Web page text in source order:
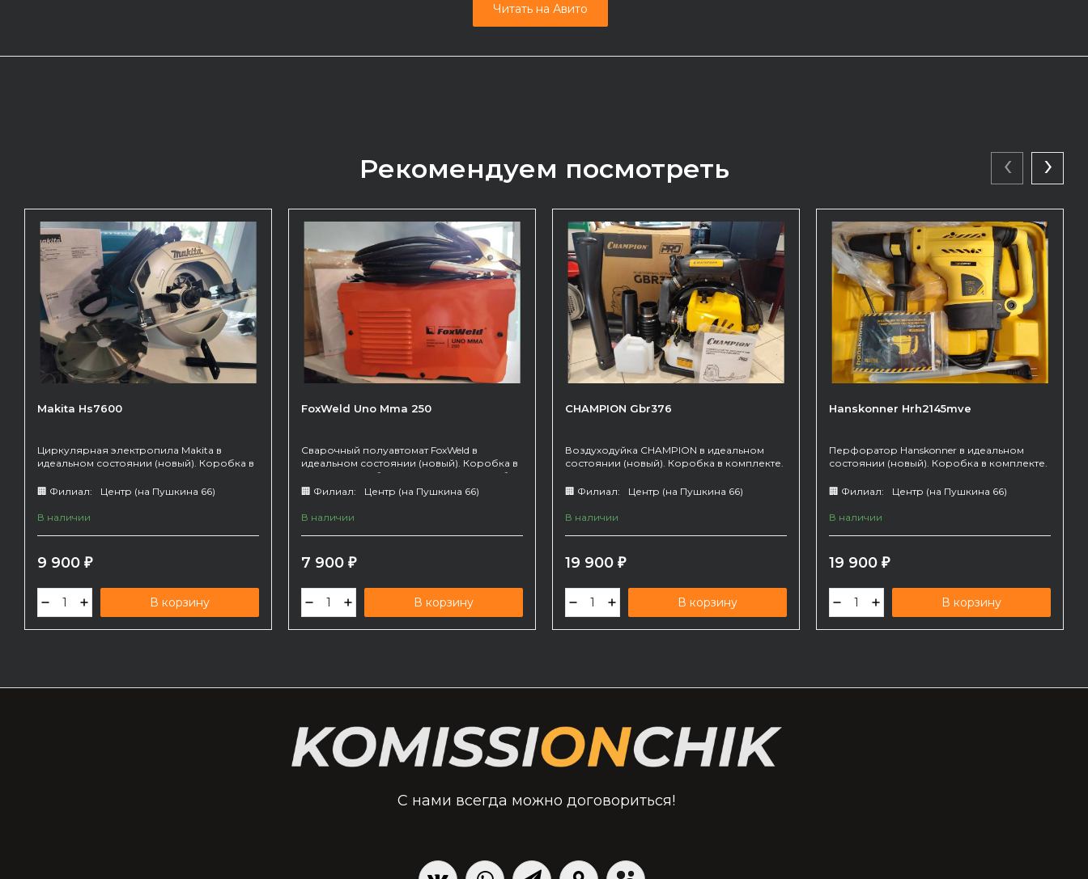
Читать на Авито
Рекомендуем посмотреть
Makita Hs7600
Циркулярная электропила Makita в
идеальном состоянии (новый). Коробка в
🏢 Филиал:
Центр (на Пушкина 66)
В наличии
9 900 ₽
В корзину
FoxWeld Uno Mma 250
Сварочный полуавтомат FoxWeld в
идеальном состоянии (новый). Коробка в
комплекте. Работает только в режиме без
газа.
🏢 Филиал: Центр (на Пушкина 66)
В наличии
7 900 ₽
В корзину
CHAMPION Gbr376
Воздуходуйка CHAMPION в идеальном
состоянии (новый). Коробка в комплекте.
🏢 Филиал: Центр (на Пушкина 66)
В наличии
19 900 ₽
В корзину
Hanskonner Hrh2145mve
Перфоратор Hanskonner в идеальном
состоянии (новый). Коробка в комплекте.
режима.
🏢 Филиал: Центр (на Пушкина 66)
В наличии
19 900 ₽
В корзину
‹ ›
С нами всегда можно договориться!